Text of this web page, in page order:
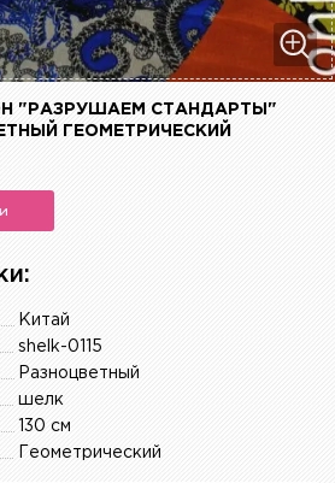
"РАЗРУШАЕМ СТАНДАРТЫ"
ГЕОМЕТРИЧЕСКИЙ
Китай
shelk-0115
Разноцветный
шелк
130 см
Геометрический